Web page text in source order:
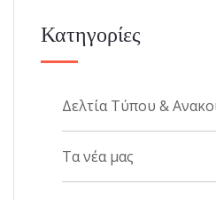
Κατηγορίες
Δελτία Τύπου &
Τα νέα μας